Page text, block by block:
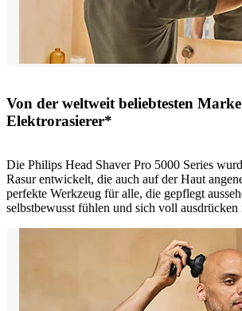
Von der weltweit beliebtesten
Elektrorasierer*
Die Philips Head Shaver Pro 5000 Series
Rasur entwickelt, die auch auf der Haut
perfekte Werkzeug für alle, die gepflegt
selbstbewusst fühlen und sich voll ausdrücken